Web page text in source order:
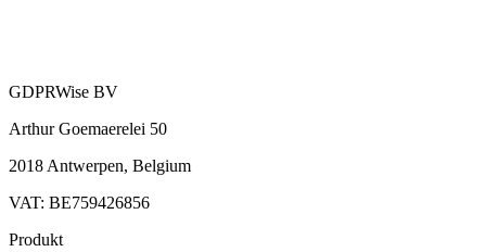
GDPRWise BV
Arthur Goemaerelei 50
2018 Antwerpen, Belgium
VAT: BE759426856
Produkt